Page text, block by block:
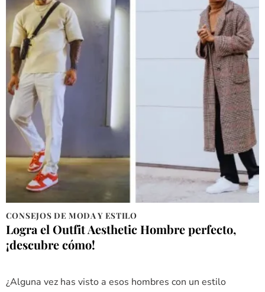
CONSEJOS DE MODA Y ESTILO
Logra el Outfit Aesthetic Hombre perfecto,
¡descubre cómo!
¿Alguna vez has visto a esos hombres con un estilo